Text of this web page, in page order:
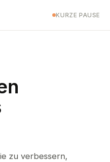
KURZE PAUSE
zu verbessern,